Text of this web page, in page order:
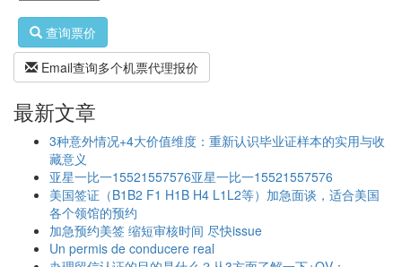
查询票价
Email查询多个机票代理报价
最新文章
3种意外情况+4大价值维度：重新认识毕业证样本的实用与收
藏意义
亚星一比一15521557576亚星一比一15521557576
美国签证（B1B2 F1 H1B H4 L1L2等）加急面谈，适合美国
各个领馆的预约
加急预约美签 缩短审核时间 尽快issue
Un permis de conducere real